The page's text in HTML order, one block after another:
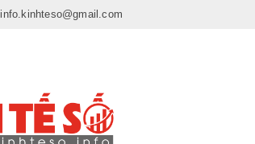
info.kinhteso@gmail.com